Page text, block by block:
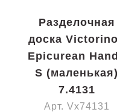
Разделочная
доска
Epicurean
S (маленькая)
7.4131
Арт. Vx74131